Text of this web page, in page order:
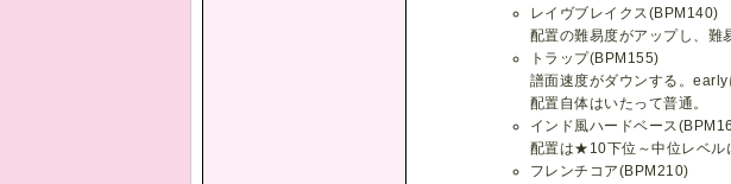
レイヴブレイクス(BPM140)
配置の難易度がアップし、難
トラップ(BPM155)
譜面速度がダウンする。early
配置自体はいたって普通。
インド風ハードベース
配置は★10下位～中位レベル
フレンチコア(BPM210)